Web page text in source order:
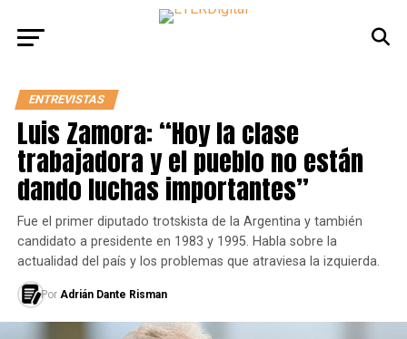
ENTREVISTAS
Luis Zamora: “Hoy la clase
trabajadora y el pueblo no están
dando luchas importantes”
Fue el primer diputado trotskista de la Argentina y también
candidato a presidente en 1983 y 1995. Habla sobre la
actualidad del país y los problemas que atraviesa la izquierda.
Por Adrián Dante Risman